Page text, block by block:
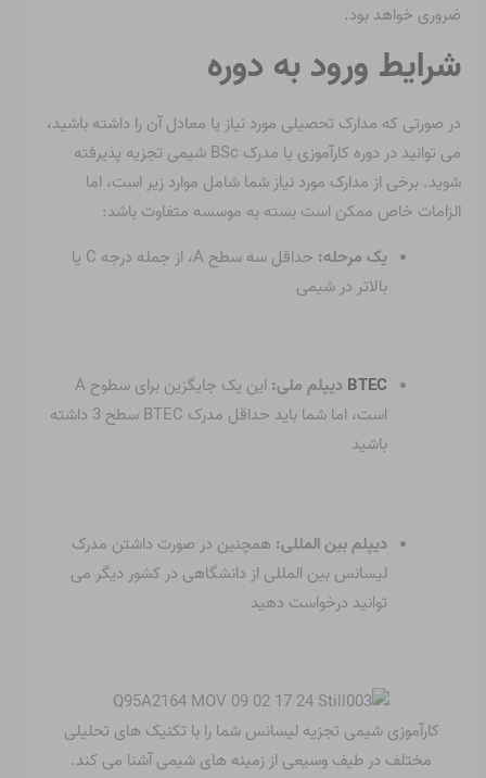
ضروری خواهد بود.
شرایط ورود به دوره
در صورتی که مدارک تحصیلی مورد نیاز یا معادل آن را داشته باشید،
می توانید در دوره کارآموزی یا مدرک BSc شیمی تجزیه پذیرفته
شوید. برخی از مدارک مورد نیاز شما شامل موارد زیر است، اما
الزامات خاص ممکن است بسته به موسسه متفاوت باشد:
یک مرحله:
حداقل سه سطح A، از جمله درجه C یا
بالاتر در شیمی
BTEC دیپلم ملی:
این یک جایگزین برای سطوح A
است، اما شما باید حداقل مدرک BTEC سطح 3 داشته
باشید
دیپلم بین المللی: همچنین در صورت داشتن مدرک
لیسانس بین المللی از دانشگاهی در کشور دیگر می
توانید درخواست دهید
کارآموزی شیمی تجزیه لیسانس شما را با تکنیک های تحلیلی
مختلف در طیف وسیعی از زمینه های شیمی آشنا می کند.